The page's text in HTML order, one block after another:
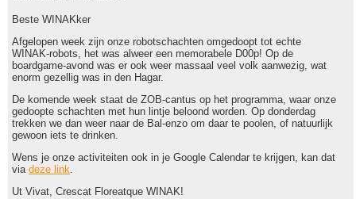
Beste WINAKker
Afgelopen week zijn onze robotschachten omgedoopt tot echte
WINAK-robots, het was alweer een memorabele D00p! Op de
boardgame-avond was er ook weer massaal veel volk aanwezig, wat
enorm gezellig was in den Hagar.
De komende week staat de ZOB-cantus op het programma, waar onze
gedoopte schachten met hun lintje beloond worden. Op donderdag
trekken we dan weer naar de Bal-enzo om daar te poolen, of natuurlijk
gewoon iets te drinken.
Wens je onze activiteiten ook in je Google Calendar te krijgen, kan dat
via deze link.
Ut Vivat, Crescat Floreatque WINAK!